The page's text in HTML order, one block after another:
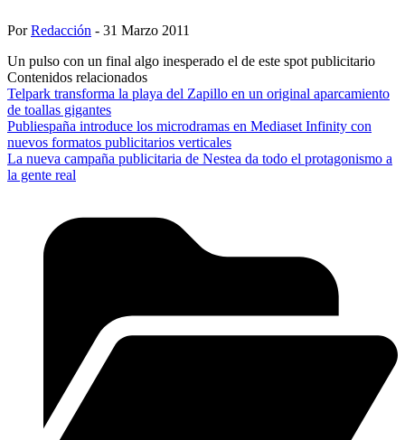
PorRedacción - 31 Marzo 2011
Un pulso con un final algo inesperado el de este spot publicitario
Contenidos relacionados
Telpark transforma la playa del Zapillo en un original aparcamiento
de toallas gigantes
Publiespaña introduce los microdramas en Mediaset Infinity con
nuevos formatos publicitarios verticales
La nueva campaña publicitaria de Nestea da todo el protagonismo a
la gente real